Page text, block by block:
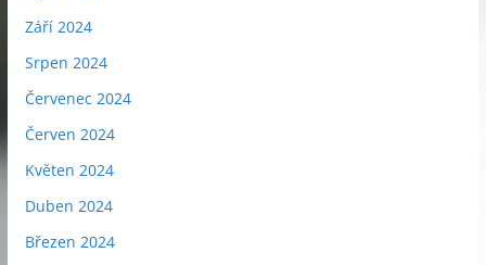
Září 2024
Srpen 2024
Červenec 2024
Červen 2024
Květen 2024
Duben 2024
Březen 2024